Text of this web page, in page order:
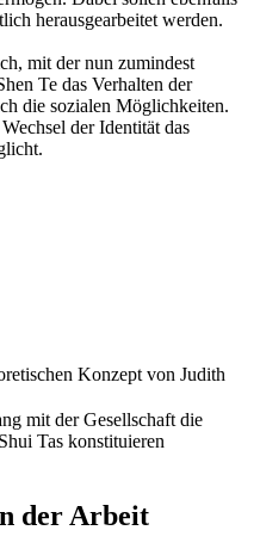
herausgearbeitet werden.
mit der nun zumindest
Te das Verhalten der
die sozialen Möglichkeiten.
der Identität das
Konzept von Judith
mit der Gesellschaft die
Tas konstituieren
der Arbeit